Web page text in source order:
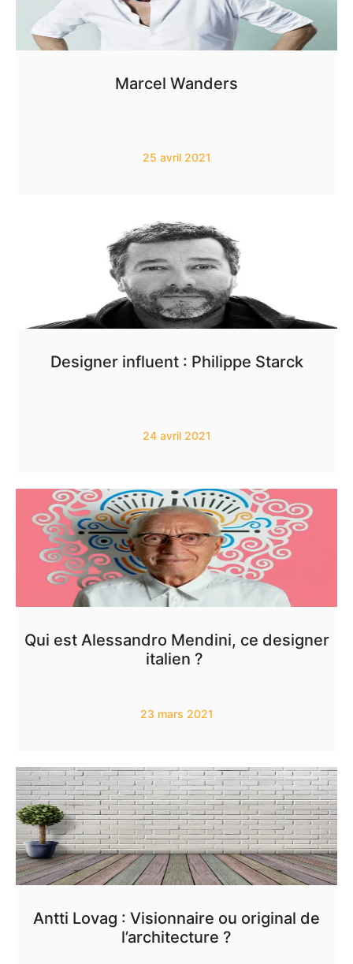
Marcel Wanders
25 avril 2021
Designer influent : Philippe Starck
24 avril 2021
Qui est Alessandro Mendini, ce designer
italien ?
23 mars 2021
Antti Lovag : Visionnaire ou original de
l’architecture ?